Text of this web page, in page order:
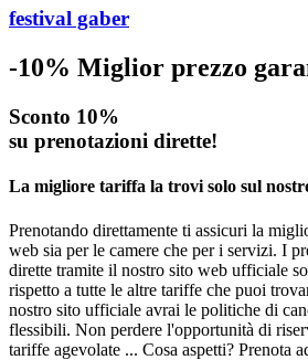
festival gaber
-10% Miglior prezzo
Sconto 10%
su prenotazioni dirette!
La migliore tariffa la trovi solo sul
Prenotando direttamente ti assicuri la
web sia per le camere che per i servizi. I
dirette tramite il nostro sito web ufficiale
rispetto a tutte le altre tariffe che puoi
nostro sito ufficiale avrai le politiche di
flessibili. Non perdere l'opportunità di
tariffe agevolate ... Cosa aspetti? Prenota